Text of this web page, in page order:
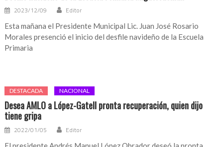
2023/12/09 Editor
Esta mañana el Presidente Municipal Lic. Juan José Rosario
Morales presenció el inicio del desfile navideño de la Escuela
Primaria
DESTACADA NACIONAL
Desea AMLO a López-Gatell pronta recuperación, quien dijo
tiene gripa
2022/01/05 Editor